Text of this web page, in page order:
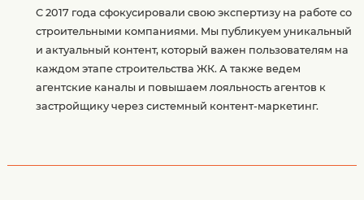
С 2017 года сфокусировали свою экспертизу на работе со
строительными компаниями. Мы публикуем уникальный
и актуальный контент, который важен пользователям на
каждом этапе строительства ЖК. А также ведем
агентские каналы и повышаем лояльность агентов к
застройщику через системный контент-маркетинг.